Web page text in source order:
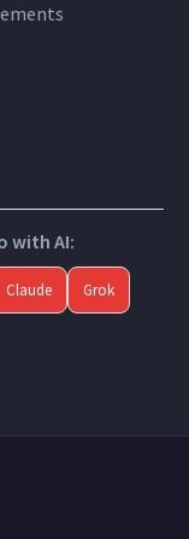
with AI:
Claude Grok